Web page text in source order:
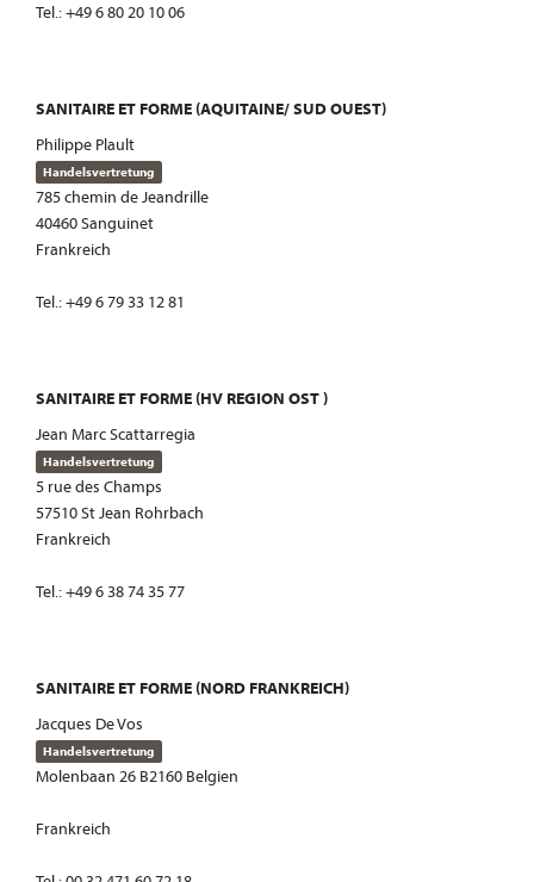
Tel.: +49 6 80 20 10 06
SANITAIRE ET FORME (AQUITAINE/ SUD OUEST)
Philippe Plault
Handelsvertretung
785 chemin de Jeandrille
40460 Sanguinet
Frankreich
Tel.: +49 6 79 33 12 81
SANITAIRE ET FORME (HV REGION OST )
Jean Marc Scattarregia
Handelsvertretung
5 rue des Champs
57510 St Jean Rohrbach
Frankreich
Tel.: +49 6 38 74 35 77
SANITAIRE ET FORME (NORD FRANKREICH)
Jacques De Vos
Handelsvertretung
Molenbaan 26 B2160 Belgien
Frankreich